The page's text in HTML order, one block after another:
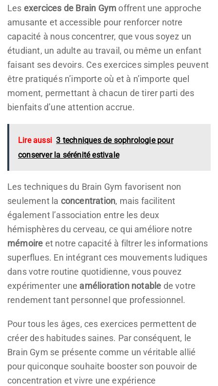
Les exercices de Brain Gymoffrent une approche
amusante et accessible pour renforcer notre
capacité à nous concentrer, que vous soyez un
étudiant, un adulte au travail, ou même un enfant
faisant ses devoirs. Ces exercices simples peuvent
être pratiqués n’importe où et à n’importe quel
moment, permettant à chacun de tirer parti des
bienfaits d’une attention accrue.
Lire aussi 3 techniques de sophrologie pour
conserver la sérénité estivale
Les techniques du Brain Gym favorisent non
seulement la concentration, mais facilitent
également l’association entre les deux
hémisphères du cerveau, ce qui améliore notre
mémoire et notre capacité à filtrer les informations
superflues. En intégrant ces mouvements ludiques
dans votre routine quotidienne, vous pouvez
expérimenter une amélioration notable de votre
rendement tant personnel que professionnel.
Pour tous les âges, ces exercices permettent de
créer des habitudes saines. Par conséquent, le
Brain Gym se présente comme un véritable allié
pour quiconque souhaite booster son pouvoir de
concentration et vivre une expérience